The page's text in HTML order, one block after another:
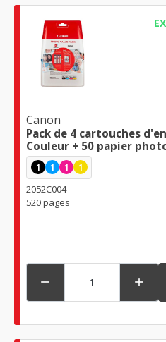
Canon
Pack de 4 cartouches
Couleur + 50 papier
1 1 1 1
2052C004
520 pages
 